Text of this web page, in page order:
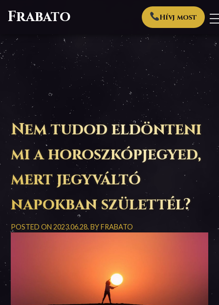
Frabato Hívj most
Nem tudod eldönteni
mi a horoszkópjegyed,
mert jegyváltó
napokban születtél?
POSTED ON2023.06.28.BYFRABATO